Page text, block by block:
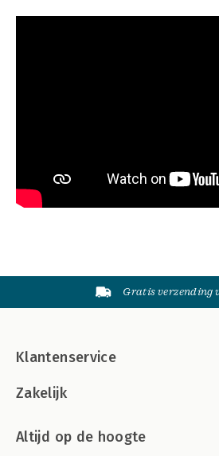
Gratis verzending
Klantenservice
Zakelijk
Altijd op de hoogte